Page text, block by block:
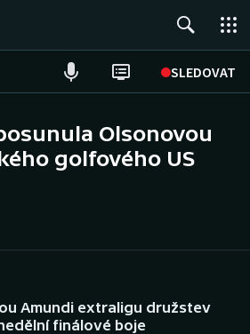
SLEDOVAT
Olsonovou
golfového US
Amundi extraligu družstev
finálové boje